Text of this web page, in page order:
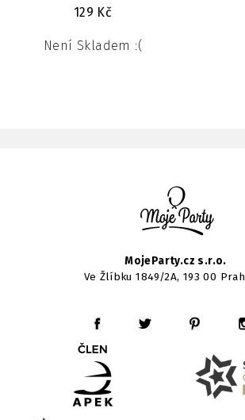
129 Kč
Není Skladem :(
MojeParty.cz s.r.o.
Ve Žlíbku 1849/2A, 193 00